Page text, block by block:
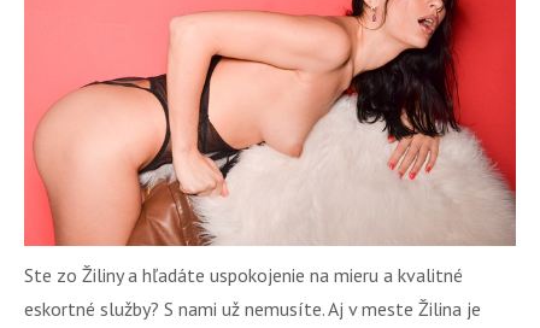
Ste zo Žiliny a hľadáte uspokojenie na mieru a kvalitné
eskortné služby? S nami už nemusíte. Aj v meste Žilina je